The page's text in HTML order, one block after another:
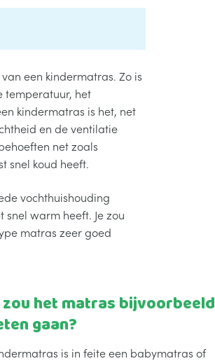
een kindermatras. Zo is
temperatuur, het
kindermatras is het, net
en de ventilatie
net zoals
snel koud heeft.
vochthuishouding
warm heeft. Je zou
matras zeer goed
zou het matras bijvoorbeeld
gaan?
is in feite een babymatras of